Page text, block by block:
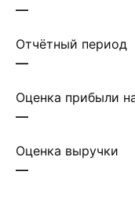
—
Отчётный период
—
Оценка прибыли
—
Оценка выручки
—